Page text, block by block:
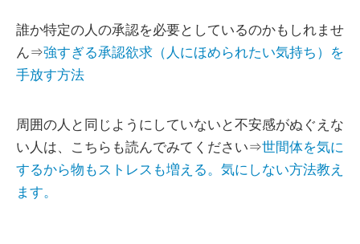
誰か特定の人の承認を必要としているのかもしれませ
ん⇒強すぎる承認欲求（人にほめられたい気持ち）を
手放す方法
周囲の人と同じようにしていないと不安感がぬぐえな
い人は、こちらも読んでみてください⇒世間体を気に
するから物もストレスも増える。気にしない方法教え
ます。